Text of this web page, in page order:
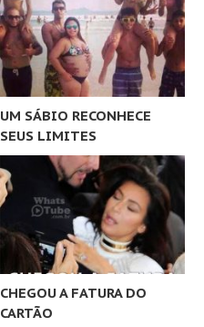
UM SÁBIO RECONHECE
SEUS LIMITES
CHEGOU A FATURA DO
CARTÃO